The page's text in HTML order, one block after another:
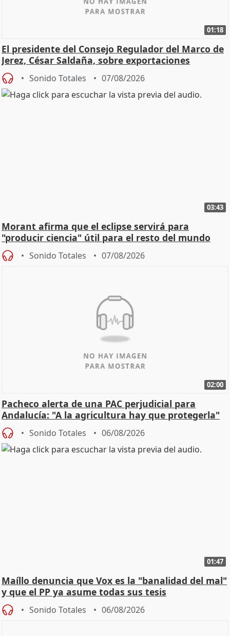
01:18
El presidente del Consejo Regulador del Marco de
Jerez, César Saldaña, sobre exportaciones
Sonido Totales 07/08/2026
03:43
Morant afirma que el eclipse servirá para
"producir ciencia" útil para el resto del mundo
Sonido Totales 07/08/2026
02:00
Pacheco alerta de una PAC perjudicial para
Andalucía: "A la agricultura hay que protegerla"
Sonido Totales 06/08/2026
01:47
Maíllo denuncia que Vox es la "banalidad del mal"
y que el PP ya asume todas sus tesis
Sonido Totales 06/08/2026